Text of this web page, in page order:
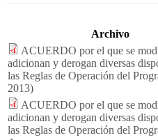
Archivo
ACUERDO por el que se
adicionan y derogan diversas
las Reglas de Operación del
2013)
ACUERDO por el que se
adicionan y derogan diversas
las Reglas de Operación del